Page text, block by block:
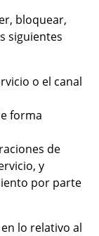
bloquear,
siguientes
o el canal
forma
de
y
por parte
lo relativo al